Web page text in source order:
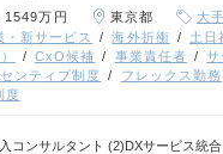
万円 東京都 大
・新サービス 海外折衝 土日
CxO候補 事業責任者
ンティブ制度 フレックス勤務
度
コンサルタント (2)DXサービス統合